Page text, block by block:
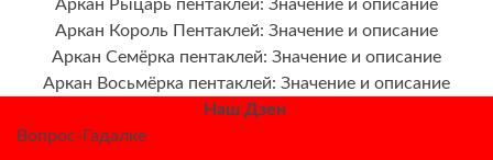
Аркан Рыцарь пентаклей: Значение и описание
Аркан Король Пентаклей: Значение и описание
Аркан Семёрка пентаклей: Значение и описание
Аркан Восьмёрка пентаклей: Значение и описание
Наш Дзен
Вопрос-Гадалке